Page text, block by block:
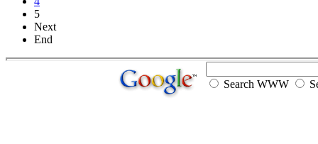
5
Next
End
Search WWW